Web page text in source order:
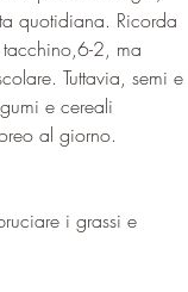
quotidiana. Ricorda
2, ma
Tuttavia, semi e
e cereali
al giorno.
i grassi e